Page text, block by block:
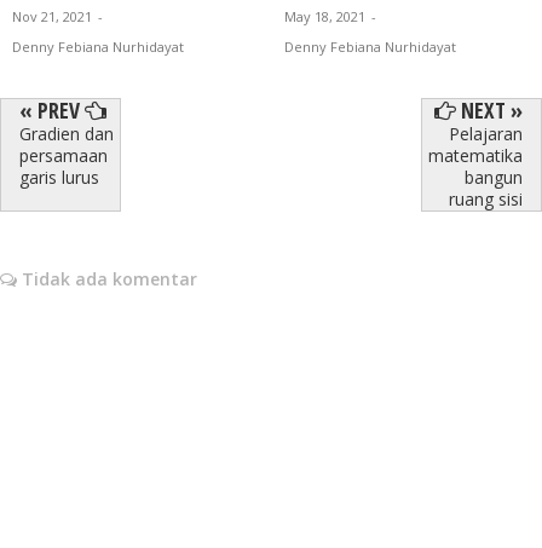
Nov 21, 2021 -
Denny Febiana Nurhidayat
May 18, 2021 -
Denny Febiana Nurhidayat
« PREV
Gradien dan
persamaan
garis lurus
NEXT »
Pelajaran
matematika
bangun
ruang sisi
Tidak ada komentar